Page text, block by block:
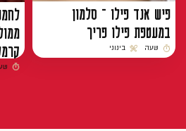
פיש אנד פילו – סלמון
במעטפת פילו פריך
זמן הכנה
שעה
רמת קושי
בינוני
זמן